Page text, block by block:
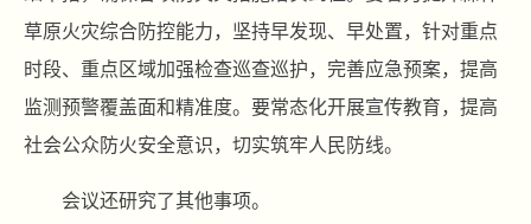
草原火灾综合防控能力，坚持早发现、早处置，针对重点
时段、重点区域加强检查巡查巡护，完善应急预案，提高
监测预警覆盖面和精准度。要常态化开展宣传教育，提高
社会公众防火安全意识，切实筑牢人民防线。
会议还研究了其他事项。